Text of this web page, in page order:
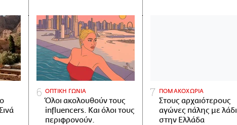
ΟΠΤΙΚΗ ΓΩΝΙΑ
Όλοι ακολουθούν τους
influencers. Και όλοι τους
περιφρονούν.
ΠΟΜΑΚΟΧΩΡΙΑ
Στους αρχαιότερους
αγώνες πάλης με λάδι
στην Ελλάδα